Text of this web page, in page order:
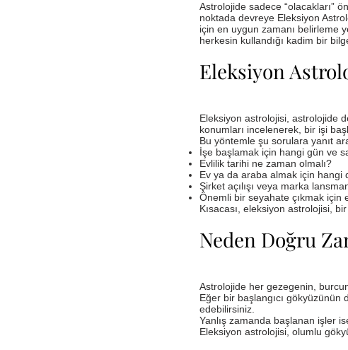
Astrolojide sadece “olacakları”
noktada devreye Eleksiyon
için en uygun zamanı belirleme
herkesin kullandığı kadim bir
Eleksiyon
Eleksiyon astrolojisi, astrolojide
konumları incelenerek, bir işi
Bu yöntemle şu sorulara yanıt
İşe başlamak için hangi gün ve
Evlilik tarihi ne zaman olmalı?
Ev ya da araba almak için hangi
Şirket açılışı veya marka
Önemli bir seyahate çıkmak
Kısacası, eleksiyon astrolojisi,
Neden Doğru
Astrolojide her gezegenin,
Eğer bir başlangıcı
edebilirsiniz.
Yanlış zamanda başlanan işler
Eleksiyon astrolojisi, olumlu